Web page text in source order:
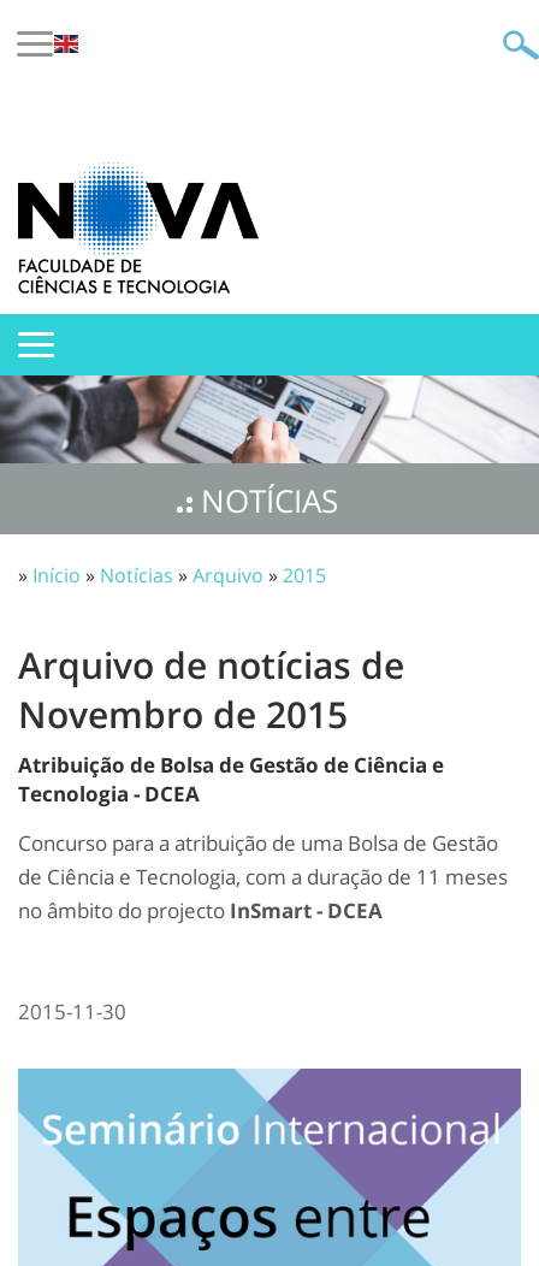
NOTÍCIAS
» Início » Notícias »Arquivo »2015
Arquivo de notícias de
Novembro de 2015
Atribuição de Bolsa de Gestão de Ciência e
Tecnologia - DCEA
Concurso para a atribuição de uma Bolsa de Gestão
de Ciência e Tecnologia, com a duração de 11 meses
no âmbito do projecto InSmart - DCEA
2015-11-30